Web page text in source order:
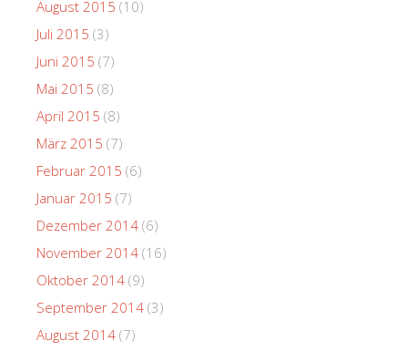
August 2015 (10)
Juli 2015 (3)
Juni 2015 (7)
Mai 2015 (8)
April 2015 (8)
März 2015 (7)
Februar 2015 (6)
Januar 2015 (7)
Dezember 2014 (6)
November 2014 (16)
Oktober 2014 (9)
September 2014 (3)
August 2014 (7)